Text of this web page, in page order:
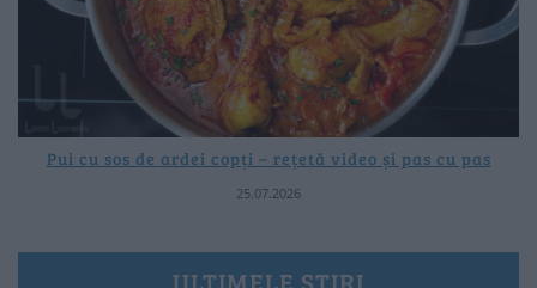
Pui cu sos de ardei copți – rețetă video și pas cu pas
25.07.2026